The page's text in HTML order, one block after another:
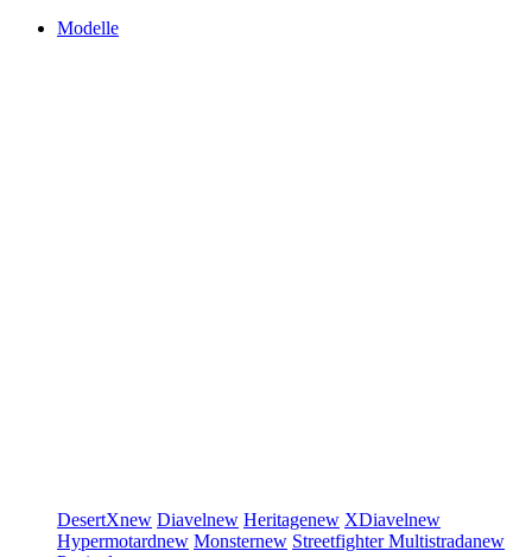
Modelle
DesertXnew Diavelnew Heritagenew XDiavelnew
Hypermotardnew Monsternew StreetfighterMultistradanew